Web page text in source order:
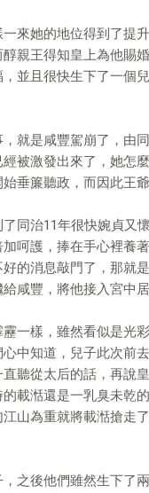
來她的地位得到了提
親王得知皇上為他賜
並且很快生下了一個
就是咸豐駕崩了，由
被激發出來了，她怎
垂簾聽政，而因此王
同治11年很快婉貞又
呵護，捧在手心裡養
的消息敲門了，那就
咸豐，將他接入宮中居
一樣，雖然看似是光
中知道，兒子此次前
聽從太后的話，再說
載湉還是一乳臭未乾
山為重就將載湉搶走
之後他們雖然生下了